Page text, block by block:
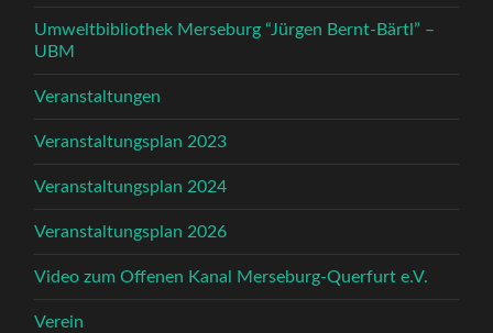
Umweltbibliothek Merseburg “Jürgen Bernt-Bärtl” –
UBM
Veranstaltungen
Veranstaltungsplan 2023
Veranstaltungsplan 2024
Veranstaltungsplan 2026
Video zum Offenen Kanal Merseburg-Querfurt e.V.
Verein